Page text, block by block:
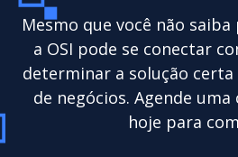
Mesmo que você não
a OSI pode se conectar
determinar a solução certa
de negócios. Agende
hoje para